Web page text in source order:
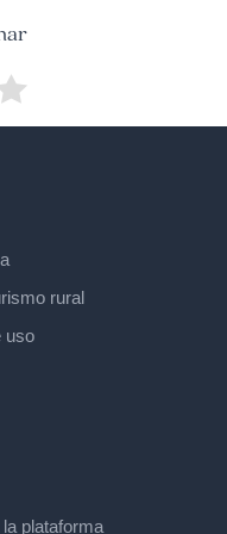
rural
uso
plataforma